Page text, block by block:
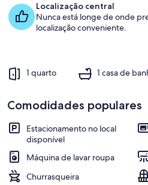
Localização central
Nunca está longe de onde
localização conveniente.
1 quarto 1 casa de
Comodidades populares
Estacionamento no local
disponível
Máquina de lavar roupa
Churrasqueira